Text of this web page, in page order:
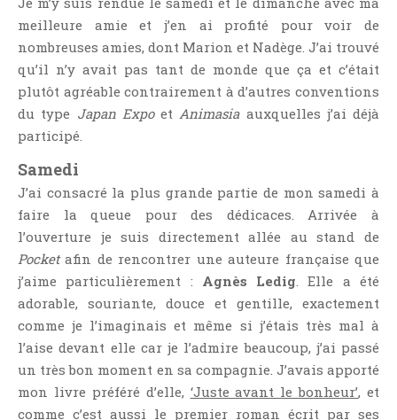
meilleure amie et j’en ai profité pour voir de
nombreuses amies, dont Marion et Nadège. J’ai trouvé
qu’il n’y avait pas tant de monde que ça et c’était
plutôt agréable contrairement à d’autres conventions
du type Japan ExpoetAnimasiaauxquelles j’ai déjà
participé.
Samedi
J’ai consacré la plus grande partie de mon samedi à
faire la queue pour des dédicaces. Arrivée à
l’ouverture je suis directement allée au stand de
Pocketafin de rencontrer une auteure française que
j’aime particulièrement : Agnès Ledig . Elle a été
adorable, souriante, douce et gentille, exactement
comme je l’imaginais et même si j’étais très mal à
l’aise devant elle car je l’admire beaucoup, j’ai passé
un très bon moment en sa compagnie. J’avais apporté
mon livre préféré d’elle, ‘Juste avant le bonheur’, et
comme c’est aussi le premier roman écrit par ses